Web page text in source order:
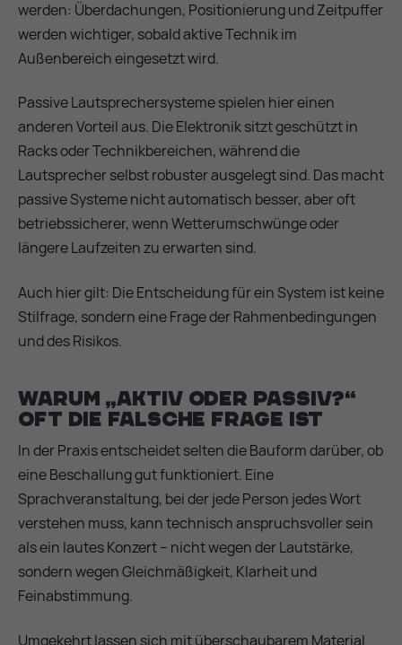
werden: Überdachungen, Positionierung und Zeitpuffer
werden wichtiger, sobald aktive Technik im
Außenbereich eingesetzt wird.
Passive Lautsprechersysteme spielen hier einen
anderen Vorteil aus. Die Elektronik sitzt geschützt in
Racks oder Technikbereichen, während die
Lautsprecher selbst robuster ausgelegt sind. Das macht
passive Systeme nicht automatisch besser, aber oft
betriebssicherer, wenn Wetterumschwünge oder
längere Laufzeiten zu erwarten sind.
Auch hier gilt: Die Entscheidung für ein System ist keine
Stilfrage, sondern eine Frage der Rahmenbedingungen
und des Risikos.
Warum „aktiv oder passiv?“
oft die falsche Frage ist
In der Praxis entscheidet selten die Bauform darüber, ob
eine Beschallung gut funktioniert. Eine
Sprachveranstaltung, bei der jede Person jedes Wort
verstehen muss, kann technisch anspruchsvoller sein
als ein lautes Konzert – nicht wegen der Lautstärke,
sondern wegen Gleichmäßigkeit, Klarheit und
Feinabstimmung.
Umgekehrt lassen sich mit überschaubarem Material